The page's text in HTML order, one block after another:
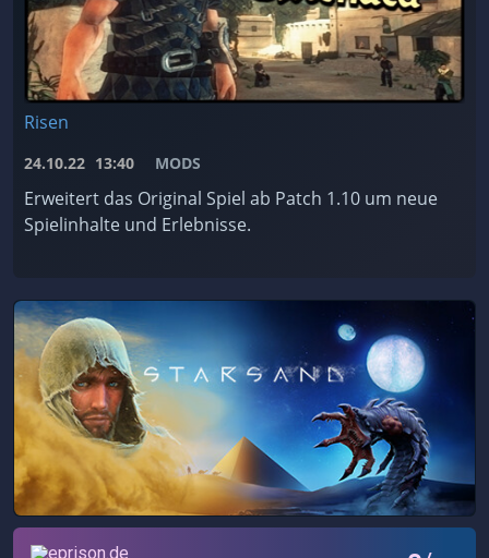
Risen
24.10.22 13:40 MODS
Erweitert das Original Spiel ab Patch 1.10 um neue
Spielinhalte und Erlebnisse.